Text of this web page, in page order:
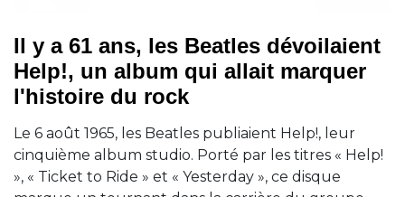
Il y a 61 ans, les Beatles dévoilaient
Help!, un album qui allait marquer
l'histoire du rock
Le 6 août 1965, les Beatles publiaient Help!, leur
cinquième album studio. Porté par les titres « Help!
», « Ticket to Ride » et « Yesterday », ce disque